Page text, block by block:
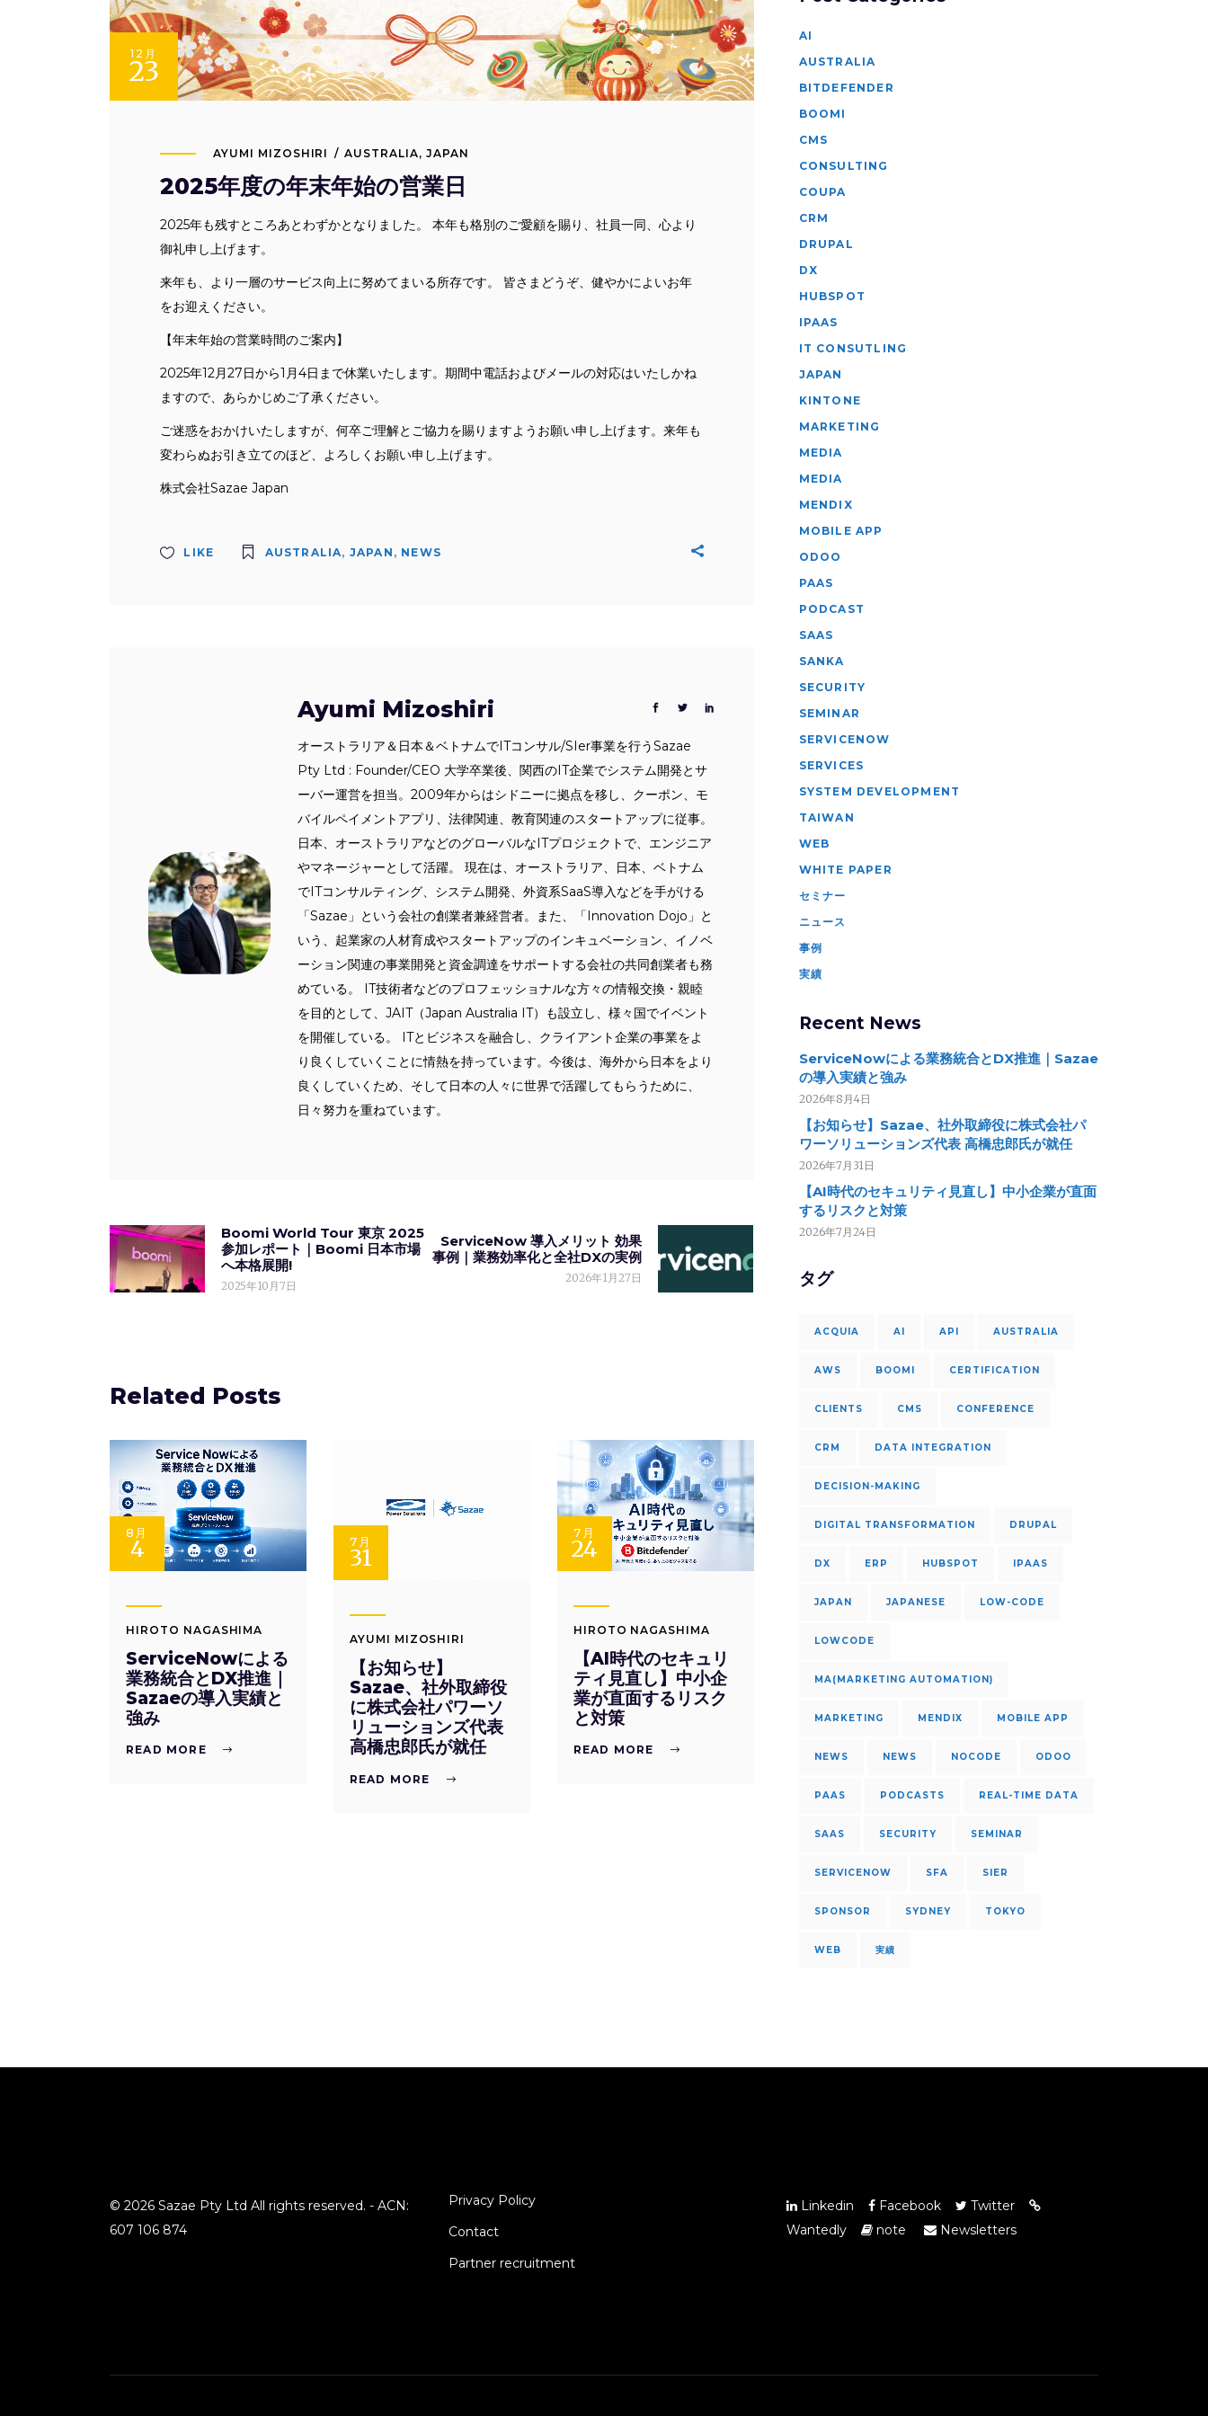
12月
23
AYUMI MIZOSHIRI AUSTRALIA, JAPAN
2025年度の年末年始の営業日
2025年も残すところあとわずかとなりました。 本年も格別のご愛顧を賜り、社員一同、心より
御礼申し上げます。
来年も、より一層のサービス向上に努めてまいる所存です。 皆さまどうぞ、健やかによいお年
をお迎えください。
【年末年始の営業時間のご案内】
2025年12月27日から1月4日まで休業いたします。期間中電話およびメールの対応はいたしかね
ますので、あらかじめご了承ください。
ご迷惑をおかけいたしますが、何卒ご理解とご協力を賜りますようお願い申し上げます。来年も
変わらぬお引き立てのほど、よろしくお願い申し上げます。
株式会社Sazae Japan
LIKE AUSTRALIA, JAPAN , NEWS
Ayumi Mizoshiri
オーストラリア＆日本＆ベトナムでITコンサル/SIer事業を行うSazae
Pty Ltd : Founder/CEO 大学卒業後、関西のIT企業でシステム開発とサ
ーバー運営を担当。2009年からはシドニーに拠点を移し、クーポン、モ
バイルペイメントアプリ、法律関連、教育関連のスタートアップに従事。
日本、オーストラリアなどのグローバルなITプロジェクトで、エンジニア
やマネージャーとして活躍。 現在は、オーストラリア、日本、ベトナム
でITコンサルティング、システム開発、外資系SaaS導入などを手がける
「Sazae」という会社の創業者兼経営者。また、「Innovation Dojo」と
いう、起業家の人材育成やスタートアップのインキュベーション、イノベ
ーション関連の事業開発と資金調達をサポートする会社の共同創業者も務
めている。 IT技術者などのプロフェッショナルな方々の情報交換・親睦
を目的として、JAIT（Japan Australia IT）も設立し、様々国でイベント
を開催している。 ITとビジネスを融合し、クライアント企業の事業をよ
り良くしていくことに情熱を持っています。今後は、海外から日本をより
良くしていくため、そして日本の人々に世界で活躍してもらうために、
日々努力を重ねています。
Boomi World Tour 東京 2025
参加レポート｜Boomi 日本市場
へ本格展開!
2025年10月7日
ServiceNow 導入メリット 効果
事例｜業務効率化と全社DXの実例
2026年1月27日
Related Posts
8月
4
HIROTO NAGASHIMA
ServiceNowによる
業務統合とDX推進｜
Sazaeの導入実績と
強み
READ MORE
7月
31
AYUMI MIZOSHIRI
【お知らせ】
Sazae、社外取締役
に株式会社パワーソ
リューションズ代表
高橋忠郎氏が就任
READ MORE
7月
24
HIROTO NAGASHIMA
【AI時代のセキュリ
ティ見直し】中小企
業が直面するリスク
と対策
READ MORE
AI
AUSTRALIA
BITDEFENDER
BOOMI
CMS
CONSULTING
COUPA
CRM
DRUPAL
DX
HUBSPOT
IPAAS
IT CONSUTLING
JAPAN
KINTONE
MARKETING
MEDIA
MEDIA
MENDIX
MOBILE APP
ODOO
PAAS
PODCAST
SAAS
SANKA
SECURITY
SEMINAR
SERVICENOW
SERVICES
SYSTEM DEVELOPMENT
TAIWAN
WEB
WHITE PAPER
セミナー
ニュース
事例
実績
Recent News
ServiceNowによる業務統合とDX推進｜Sazae
の導入実績と強み
2026年8月4日
【お知らせ】Sazae、社外取締役に株式会社パ
ワーソリューションズ代表 高橋忠郎氏が就任
2026年7月31日
【AI時代のセキュリティ見直し】中小企業が直面
するリスクと対策
2026年7月24日
タグ
ACQUIA AI API AUSTRALIA
AWS BOOMI CERTIFICATION
CLIENTS CMS CONFERENCE
CRM DATA INTEGRATION
DECISION-MAKING
DIGITAL TRANSFORMATION DRUPAL
DX ERP HUBSPOT IPAAS
JAPAN JAPANESE LOW-CODE
LOWCODE
MA(MARKETING AUTOMATION)
MARKETING MENDIX MOBILE APP
NEWS NEWS NOCODE ODOO
PAAS PODCASTS REAL-TIME DATA
SAAS SECURITY SEMINAR
SERVICENOW SFA SIER
SPONSOR SYDNEY TOKYO
WEB 実績
© 2026 Sazae Pty Ltd All rights reserved. - ACN:
607 106 874
Privacy Policy
Contact
Partner recruitment
Linkedin Facebook
Twitter
Wantedly
note Newsletters